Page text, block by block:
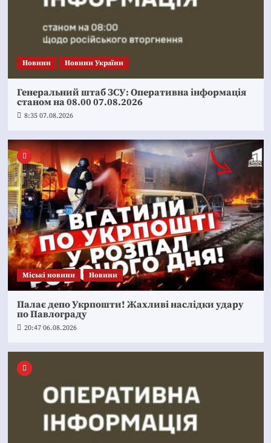
Новини Новини України
Генеральний штаб ЗСУ: Оперативна інформація
станом на 08.00 07.08.2026
8:35 07.08.2026
Mіські новини Новини
Палає депо Укрпошти! Жахливі наслідки удару
по Павлограду
20:47 06.08.2026